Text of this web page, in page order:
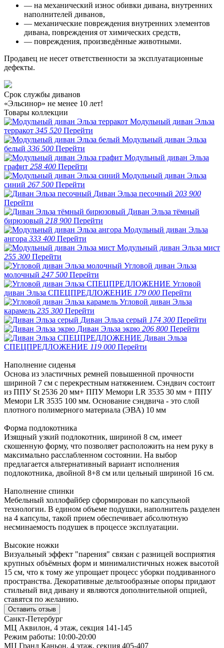
— на механический износ обивки дивана, внутренних
наполнителей диванов,
— механические повреждения внутренних элементов
дивана, повреждения от химических средств,
— повреждения, произведённые животными.
Продавец не несет ответственности за эксплуатационные
дефекты.
Срок службы диванов
«Эльсинор» не менее 10 лет!
Товары коллекции
Модульный диван Эльза
терракот 345 520 Перейти
Модульный диван Эльза
белый 336 500 Перейти
Модульный диван Эльза
графит 258 400 Перейти
Модульный диван Эльза
синий 267 500 Перейти
Диван Эльза песочный 203 900
Перейти
Диван Эльза тёмный
бирюзовый 218 900 Перейти
Модульный диван Эльза
ангора 333 400 Перейти
Модульный диван Эльза мист
255 300 Перейти
Угловой диван Эльза
молочный 247 500 Перейти
Угловой
диван Эльза СПЕЦПРЕДЛОЖЕНИЕ 179 000 Перейти
Угловой диван Эльза
карамель 235 300 Перейти
Диван Эльза серый 174 300 Перейти
Диван Эльза экрю 206 800 Перейти
Диван Эльза
СПЕЦПРЕДЛОЖЕНИЕ 119 000 Перейти
Наполнение сиденья
Основа из эластичных ремней повышенной прочности
шириной 7 см с перекрестным натяжением. Сэндвич состоит
из ППУ St 2536 20 мм+ ППУ Мемори LR 3535 30 мм + ППУ
Мемори LR 3535 100 мм. Основание сэндвича - это слой
плотного полимерного материала (ЭВА) 10 мм
Форма подлокотника
Изящный узкий подлокотник, шириной 8 см, имеет
скошенную форму, что позволяет расположить на нем руку в
максимально расслабленном состоянии. На выбор
предлагается альтернативный вариант исполнения
подлокотника, двойной 8+8 см или цельный шириной 16 см.
Наполнение спинки
Мебельный холлофайбер сформирован по капсульной
технологии. В едином объеме подушки, наполнитель разделен
на 4 капсулы, такой прием обеспечивает абсолютную
несминаемость подушек в процессе эксплуатации.
Высокие ножки
Визуальный эффект "парения" связан с разницей восприятия
крупных объёмных форм и минималистичных ножек высотой
15 см, что к тому же упрощает процесс уборки поддиванного
пространства. Декоративные дельтообразные опоры придают
стильный вид дивану и являются дополнительной опцией,
ставятся по желанию.
Оставить отзыв
Санкт-Петербург
МЦ Аквилон, 4 этаж, секция 141-145
Режим работы: 10:00-20:00
МЦ Гранд Каньон, 4 этаж, секция 405-407